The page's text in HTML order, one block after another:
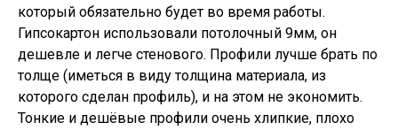
который обязательно будет во время работы.
Гипсокартон использовали потолочный 9мм, он
дешевле и легче стенового. Профили лучше брать по
толще (иметься в виду толщина материала, из
которого сделан профиль), и на этом не экономить.
Тонкие и дешёвые профили очень хлипкие, плохо